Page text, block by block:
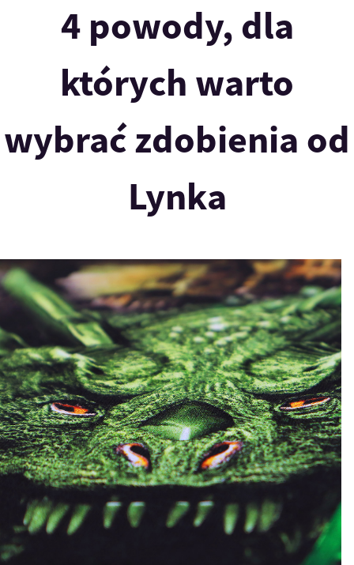
4 powody, dla
których warto
wybrać zdobienia od
Lynka